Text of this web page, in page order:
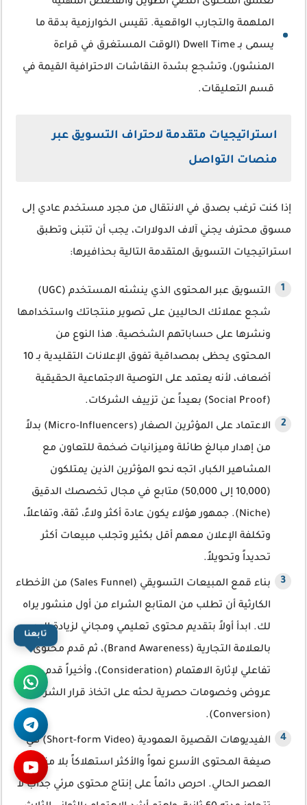
الملهمة والتجارب الواقعية. تقيس الخوارزمية بدقة ما
يسمى بـ Dwell Time (الوقت المستغرق في قراءة
المنشور)، وتشجع بشدة النقاشات الاحترافية القيمة في
قسم التعليقات.
استراتيجيات متقدمة لاحتراف التسويق عبر
منصات التواصل
إذا كنت ترغب بصدق في الانتقال من مجرد مستخدم عادي إلى
مسوق محترف يجني آلاف الدولارات، يجب أن تتبنى وتطبق
استراتيجيات التسويق المتقدمة التالية بحذافيرها:
التسويق عبر المحتوى الذي ينشئه المستخدم (UGC)
شجع عملائك الحاليين على تصوير منتجاتك واستخدامها
ونشرها على حساباتهم الشخصية. هذا النوع من
المحتوى يحظى بمصداقية تفوق الإعلانات التقليدية بـ 10
أضعاف، لأنه يعتمد على التوصية الاجتماعية الحقيقية
(Social Proof) بعيداً عن تزييف الشركات.
الاعتماد على المؤثرين الصغار (Micro-Influencers) بدلاً
من إهدار مبالغ طائلة وميزانيات ضخمة للتعاون مع
المشاهير الكبار، اتجه نحو المؤثرين الذين يمتلكون
(10,000 إلى 50,000) متابع في مجال تخصصك الدقيق
(Niche). جمهور هؤلاء يكون عادة أكثر ولاءً، ثقة، وتفاعلاً،
وتكلفة الإعلان معهم أقل بكثير وتجلب مبيعات أكثر
تحديداً وتحويلاً.
بناء قمع المبيعات التسويقي (Sales Funnel) من الأخطاء
الكارثية أن تطلب من المتابع الشراء من أول منشور يراه
لك. ابدأ أولاً بتقديم محتوى تعليمي ومجاني لزيادة الوعي
بالعلامة التجارية (Brand Awareness)، ثم قدم محتوى
تفاعلي لإثارة الاهتمام (Consideration)، وأخيراً قدم
عروض وخصومات حصرية لحثه على اتخاذ قرار الشراء
(Conversion).
الفيديوهات القصيرة العمودية (Short-form Video) هي
صيغة المحتوى الأسرع نمواً والأكثر استهلاكاً بلا منازع في
العصر الحالي. احرص دائماً على إنتاج محتوى مرئي جذاب لا
تابعنا